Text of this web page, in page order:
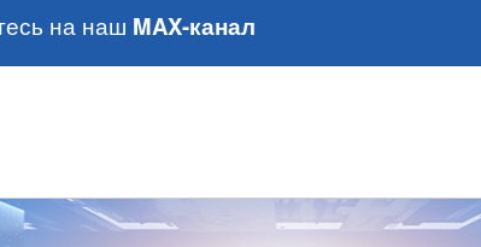
на наш MAX-канал